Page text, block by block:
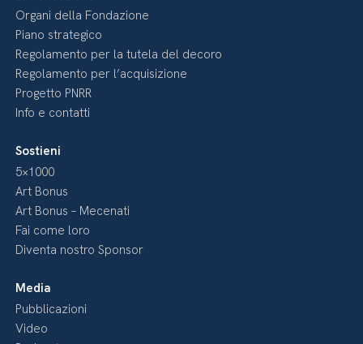
Organi della Fondazione
Piano strategico
Regolamento per la tutela del decoro
Regolamento per l’acquisizione
Progetto PNRR
Info e contatti
Sostieni
5×1000
Art Bonus
Art Bonus – Mecenati
Fai come loro
Diventa nostro Sponsor
Media
Pubblicazioni
Video